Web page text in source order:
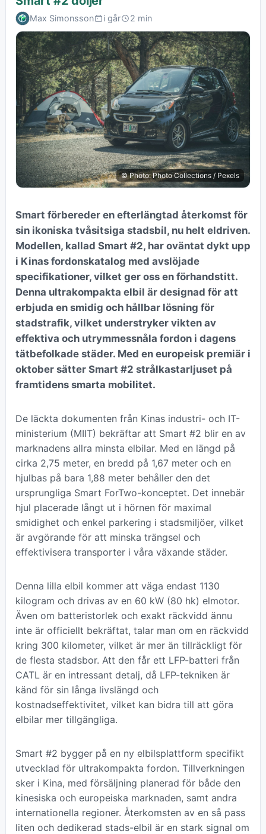
Max Simonsson i går 2 min
© Photo: Photo Collections / Pexels
Smart förbereder en efterlängtad återkomst för
sin ikoniska tvåsitsiga stadsbil, nu helt eldriven.
Modellen, kallad Smart #2, har oväntat dykt upp
i Kinas fordonskatalog med avslöjade
specifikationer, vilket ger oss en förhandstitt.
Denna ultrakompakta elbil är designad för att
erbjuda en smidig och hållbar lösning för
stadstrafik, vilket understryker vikten av
effektiva och utrymmessnåla fordon i dagens
tätbefolkade städer. Med en europeisk premiär i
oktober sätter Smart #2 strålkastarljuset på
framtidens smarta mobilitet.
De läckta dokumenten från Kinas industri- och IT-
ministerium (MIIT) bekräftar att Smart #2 blir en av
marknadens allra minsta elbilar. Med en längd på
cirka 2,75 meter, en bredd på 1,67 meter och en
hjulbas på bara 1,88 meter behåller den det
ursprungliga Smart ForTwo-konceptet. Det innebär
hjul placerade långt ut i hörnen för maximal
smidighet och enkel parkering i stadsmiljöer, vilket
är avgörande för att minska trängsel och
effektivisera transporter i våra växande städer.
Denna lilla elbil kommer att väga endast 1130
kilogram och drivas av en 60 kW (80 hk) elmotor.
Även om batteristorlek och exakt räckvidd ännu
inte är officiellt bekräftat, talar man om en räckvidd
kring 300 kilometer, vilket är mer än tillräckligt för
de flesta stadsbor. Att den får ett LFP-batteri från
CATL är en intressant detalj, då LFP-tekniken är
känd för sin långa livslängd och
kostnadseffektivitet, vilket kan bidra till att göra
elbilar mer tillgängliga.
Smart #2 bygger på en ny elbilsplattform specifikt
utvecklad för ultrakompakta fordon. Tillverkningen
sker i Kina, med försäljning planerad för både den
kinesiska och europeiska marknaden, samt andra
internationella regioner. Återkomsten av en så pass
liten och dedikerad stads-elbil är en stark signal om